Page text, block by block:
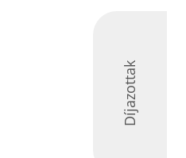
Díjazottak